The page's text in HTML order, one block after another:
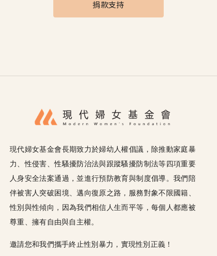
捐款支持
現代婦女基金會長期致力於婦幼人權倡議，除推動家庭暴
力、性侵害、性騷擾防治法與跟蹤騷擾防制法等四項重要
人身安全法案通過，並進行預防教育與制度倡導。我們陪
伴被害人突破困境、邁向復原之路，服務對象不限國籍、
性別與性傾向，因為我們相信人生而平等，每個人都應被
尊重、擁有自由與自主權。
邀請您和我們攜手終止性別暴力，實現性別正義！